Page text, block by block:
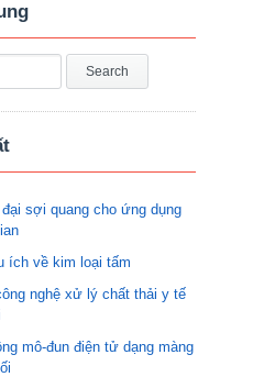
sợi quang cho ứng dụng
ích về kim loại tấm
nghệ xử lý chất thải y tế
mô-đun điện tử dạng màng